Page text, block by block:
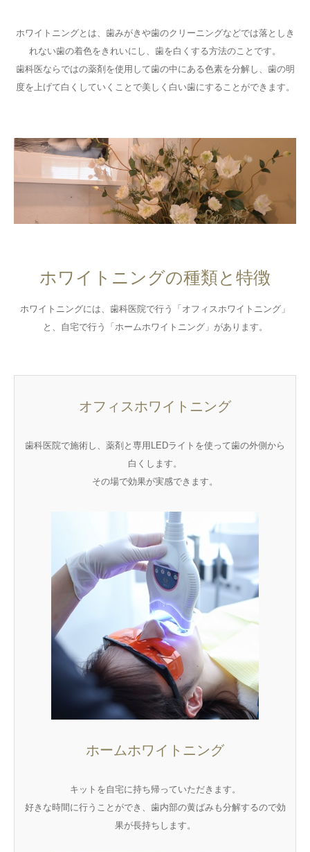
ホワイトニングとは、歯みがきや歯のクリーニングなどでは落としき
れない歯の着色をきれいにし、歯を白くする方法のことです。
歯科医ならではの薬剤を使用して歯の中にある色素を分解し、歯の明
度を上げて白くしていくことで美しく白い歯にすることができます。
ホワイトニングの種類と特徴
ホワイトニングには、歯科医院で行う「オフィスホワイトニング」
と、自宅で行う「ホームホワイトニング」があります。
オフィスホワイトニング
歯科医院で施術し、薬剤と専用LEDライトを使って歯の外側から
白くします。
その場で効果が実感できます。
ホームホワイトニング
キットを自宅に持ち帰っていただきます。
好きな時間に行うことができ、歯内部の黄ばみも分解するので効
果が長持ちします。